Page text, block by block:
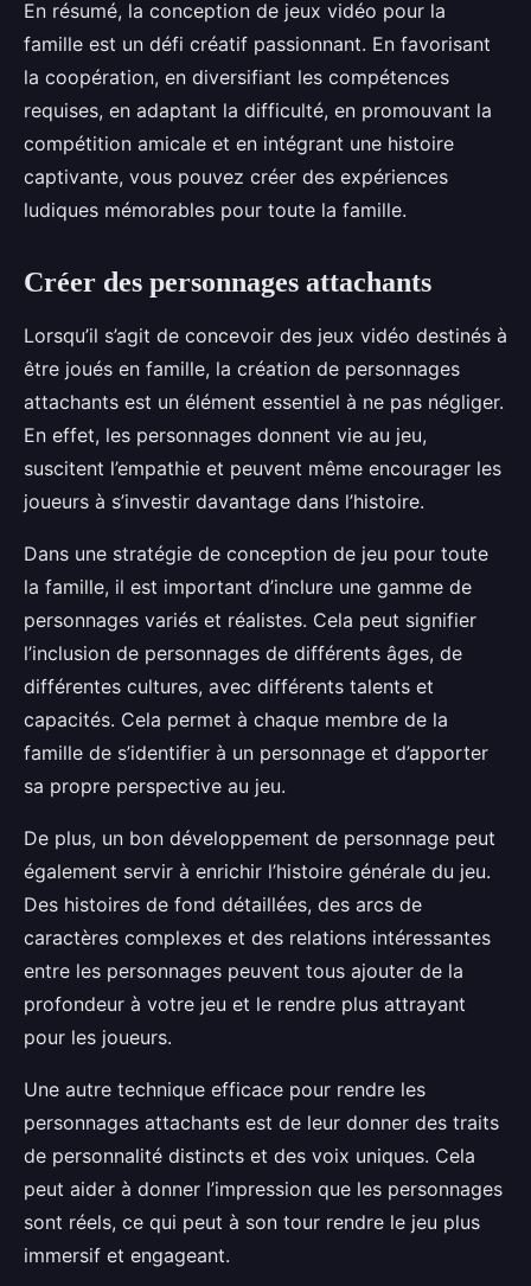
En résumé, la conception de jeux vidéo pour la
famille est un défi créatif passionnant. En favorisant
la coopération, en diversifiant les compétences
requises, en adaptant la difficulté, en promouvant la
compétition amicale et en intégrant une histoire
captivante, vous pouvez créer des expériences
ludiques mémorables pour toute la famille.
Créer des personnages attachants
Lorsqu’il s’agit de concevoir des jeux vidéo destinés à
être joués en famille, la création de personnages
attachants est un élément essentiel à ne pas négliger.
En effet, les personnages donnent vie au jeu,
suscitent l’empathie et peuvent même encourager les
joueurs à s’investir davantage dans l’histoire.
Dans une stratégie de conception de jeu pour toute
la famille, il est important d’inclure une gamme de
personnages variés et réalistes. Cela peut signifier
l’inclusion de personnages de différents âges, de
différentes cultures, avec différents talents et
capacités. Cela permet à chaque membre de la
famille de s’identifier à un personnage et d’apporter
sa propre perspective au jeu.
De plus, un bon développement de personnage peut
également servir à enrichir l’histoire générale du jeu.
Des histoires de fond détaillées, des arcs de
caractères complexes et des relations intéressantes
entre les personnages peuvent tous ajouter de la
profondeur à votre jeu et le rendre plus attrayant
pour les joueurs.
Une autre technique efficace pour rendre les
personnages attachants est de leur donner des traits
de personnalité distincts et des voix uniques. Cela
peut aider à donner l’impression que les personnages
sont réels, ce qui peut à son tour rendre le jeu plus
immersif et engageant.